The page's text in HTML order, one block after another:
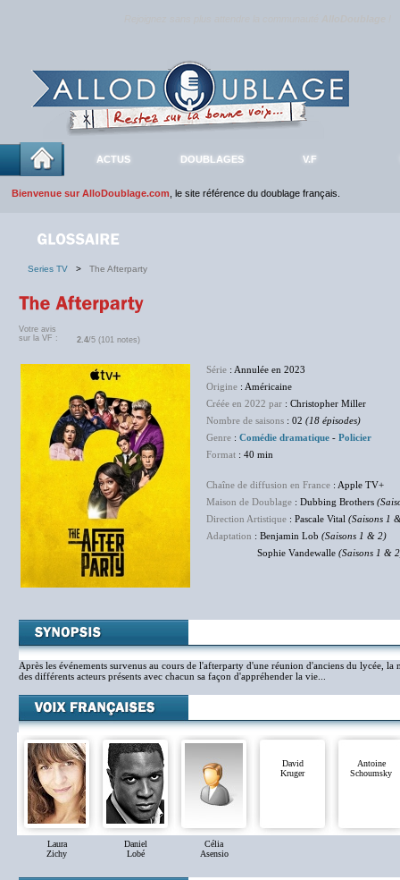
ACTUS DOUBLAGES V.F
Bienvenue sur AlloDoublage.com , le site référence du doublage français.
Series TV > The Afterparty
Votre avis
sur la VF :
2.4/5 (101 notes)
Série : Annulée en 2023
Origine : Américaine
Créée en 2022 par : Christopher Miller
Nombre de saisons : 02 (18 épisodes)
Genre : Comédie dramatique - Policier
Format : 40 min
Chaîne de diffusion en France : Apple TV+
Maison de Doublage : Dubbing Brothers
Direction Artistique : Pascale Vital (Saisons 1
Adaptation : Benjamin Lob (Saisons 1 & 2)
Sophie Vandewalle (Saisons 1 &
Après les événements survenus au cours de l'afterparty d'une réunion d'anciens du lycée,
des différents acteurs présents avec chacun sa façon d'appréhender la vie...
Laura
Zichy
Daniel
Lobé
Célia
Asensio
David
Kruger
Antoine
Schoumsky